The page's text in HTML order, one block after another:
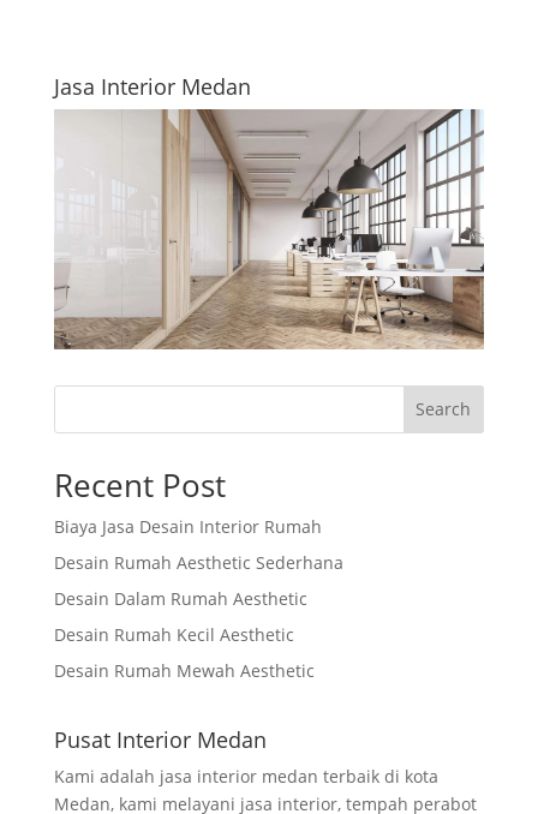
Jasa Interior Medan
Search
Recent Post
Biaya Jasa Desain Interior Rumah
Desain Rumah Aesthetic Sederhana
Desain Dalam Rumah Aesthetic
Desain Rumah Kecil Aesthetic
Desain Rumah Mewah Aesthetic
Pusat Interior Medan
Kami adalah jasa interior medan terbaik di kota
Medan, kami melayani jasa interior, tempah perabot